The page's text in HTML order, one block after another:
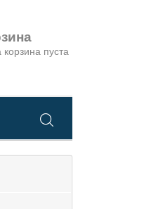
пуста